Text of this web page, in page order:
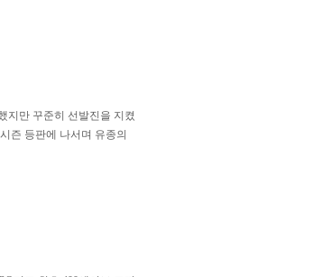
지만 꾸준히 선발진을 지켰
즌 등판에 나서며 유종의